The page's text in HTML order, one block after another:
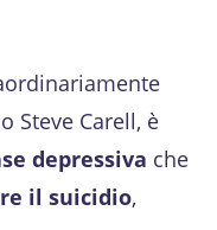
Steve Carell, è
depressiva che
il suicidio,